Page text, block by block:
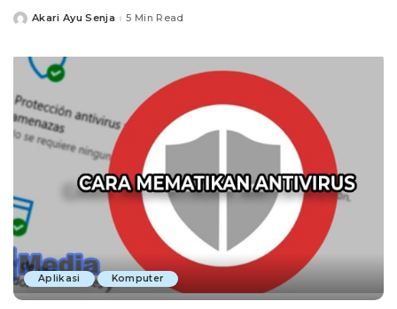
PostedAkari Ayu Senja 5 Min Read
Aplikasi Komputer